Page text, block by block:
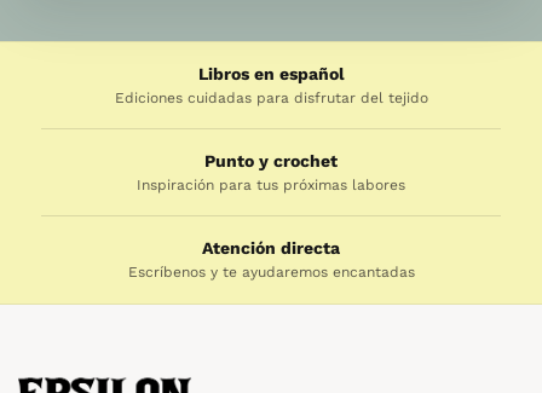
Libros en español
Ediciones cuidadas para disfrutar del tejido
Punto y crochet
Inspiración para tus próximas labores
Atención directa
Escríbenos y te ayudaremos encantadas